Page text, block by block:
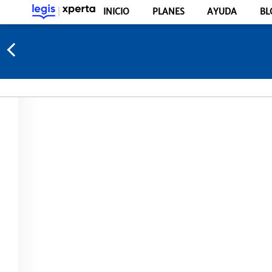
INICIO PLANES AYUDA